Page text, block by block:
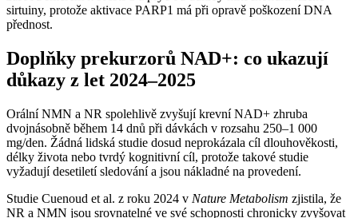
sirtuiny, protože aktivace PARP1 má při opravě poškození DNA
přednost.
Doplňky prekurzorů NAD+: co ukazují
důkazy z let 2024–2025
Orální NMN a NR spolehlivě zvyšují krevní NAD+ zhruba
dvojnásobně během 14 dnů při dávkách v rozsahu 250–1 000
mg/den. Žádná lidská studie dosud neprokázala cíl dlouhověkosti,
délky života nebo tvrdý kognitivní cíl, protože takové studie
vyžadují desetiletí sledování a jsou nákladné na provedení.
Studie Cuenoud et al. z roku 2024 v Nature Metabolism zjistila, že
NR a NMN jsou srovnatelné ve své schopnosti chronicky zvyšovat